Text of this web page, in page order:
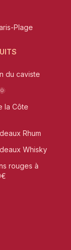
Plage
du caviste
la Côte
Rhum
Whisky
rouges à